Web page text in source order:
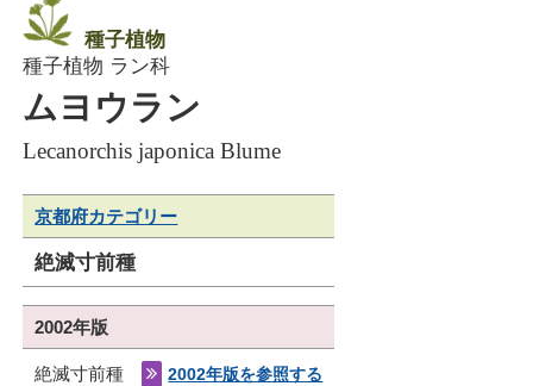
種子植物
種子植物 ラン科
ムヨウラン
Lecanorchis japonica Blume
京都府カテゴリー
絶滅寸前種
2002年版
絶滅寸前種 2002年版を参照する